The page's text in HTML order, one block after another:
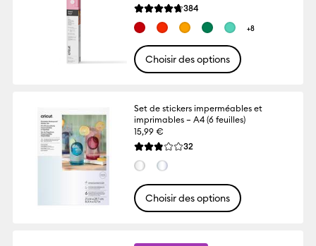
La note moyenne de ce produit est 4.7
384
+8
Choisir des options
Set de stickers imperméables et
imprimables – A4 (6 feuilles)
15,99 €
La note moyenne de ce produit est 2.8
32
Choisir des options